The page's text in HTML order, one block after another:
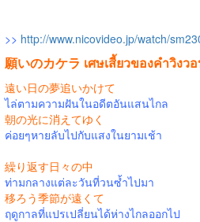
>> http://www.nicovideo.jp/watch/
願いのカケラ เศษเสี้ยวของคำวิงว
遠い日の夢追いかけて
ไล่ตามความฝันในอดีตอันแสนไกล
朝の光に消えてゆく
ค่อยๆหายลับไปกับแสงในยามเช้า
繰り返す日々の中
ท่ามกลางแต่ละวันที่วนซ้ำไปมา
移ろう季節が遠くて
ฤดูกาลที่แปรเปลี่ยนได้ห่างไกลออกไป